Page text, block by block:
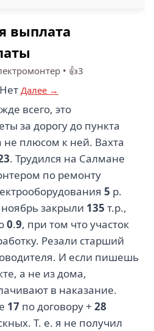
выплата
• 👍3
Нет Далее →
всего, это
за дорогу до пункта
не плюсом к ней. Вахта
. Трудился на Салмане
по ремонту
5 р.
ноябрь закрыли 135 т.р.,
0.9, при том что участок
Резали старший
И если пишешь
а не из дома,
в наказание.
17 по договору + 28
Т. е. я не получил